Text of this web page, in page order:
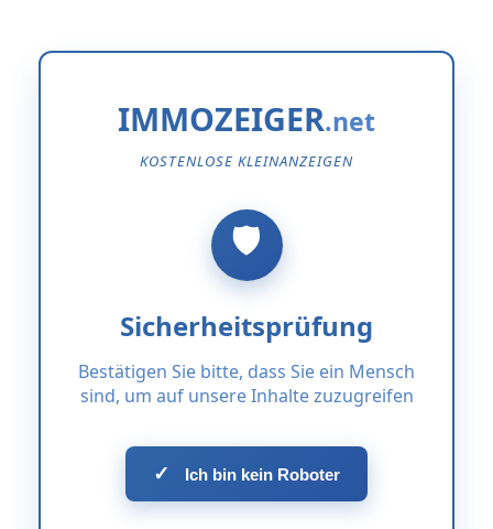
IMMOZEIGER
KOSTENLOSE KLEINANZEIGEN
Sicherheitsprüfung
Bestätigen Sie bitte, dass Sie ein Mensch
sind, um auf unsere Inhalte zuzugreifen
✓ Ich bin kein Roboter